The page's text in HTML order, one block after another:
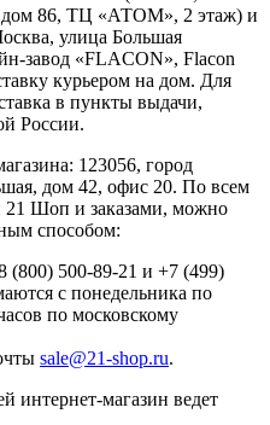
дом 86, ТЦ «АТОМ», 2 этаж) и
улица Большая
завод «FLACON», Flacon
курьером на дом. Для
в пункты выдачи,
России.
123056, город
дом 42, офис 20. По всем
21 Шоп и заказами, можно
способом:
500-89-21 и +7 (499)
с понедельника по
по московскому
sale@21-shop.ru.
интернет-магазин ведет